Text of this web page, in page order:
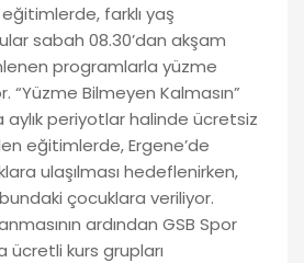
farklı yaş
sabah 08.30’dan akşam
programlarla yüzme
“Yüzme Bilmeyen Kalmasın”
aylık periyotlar halinde ücretsiz
eğitimlerde, Ergene’de
ulaşılması hedeflenirken,
çocuklara veriliyor.
ardından GSB Spor
ücretli kurs grupları